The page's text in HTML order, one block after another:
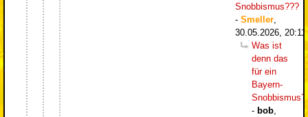
Snobbismus???
- Smeller
30.05.2026, 20:11
Was ist
denn das
für ein
Bayern-
- bob